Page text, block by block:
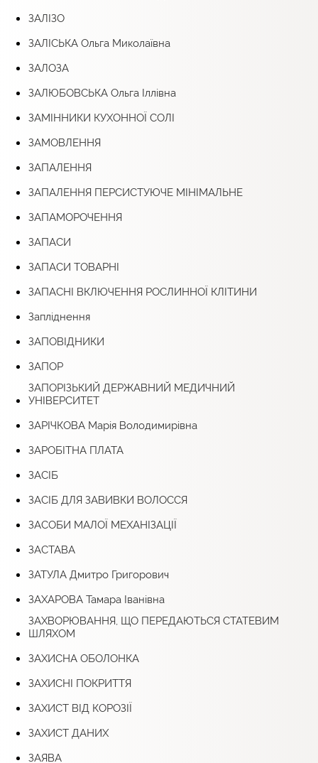
ЗАЛІЗО
ЗАЛІСЬКА Ольга Миколаївна
ЗАЛОЗА
ЗАЛЮБОВСЬКА Ольга Іллівна
ЗАМІННИКИ КУХОННОЇ СОЛІ
ЗАМОВЛЕННЯ
ЗАПАЛЕННЯ
ЗАПАЛЕННЯ ПЕРСИСТУЮЧЕ МІНІМАЛЬНЕ
ЗАПАМОРОЧЕННЯ
ЗАПАСИ
ЗАПАСИ ТОВАРНІ
ЗАПАСНІ ВКЛЮЧЕННЯ РОСЛИННОЇ КЛІТИНИ
Запліднення
ЗАПОВІДНИКИ
ЗАПОР
ЗАПОРІЗЬКИЙ ДЕРЖАВНИЙ МЕДИЧНИЙ
УНІВЕРСИТЕТ
ЗАРІЧКОВА Марія Володимирівна
ЗАРОБІТНА ПЛАТА
ЗАСІБ
ЗАСІБ ДЛЯ ЗАВИВКИ ВОЛОССЯ
ЗАСОБИ МАЛОЇ МЕХАНІЗАЦІЇ
ЗАСТАВА
ЗАТУЛА Дмитро Григорович
ЗАХАРОВА Тамара Іванівна
ЗАХВОРЮВАННЯ, ЩО ПЕРЕДАЮТЬСЯ СТАТЕВИМ
ШЛЯХОМ
ЗАХИСНА ОБОЛОНКА
ЗАХИСНІ ПОКРИТТЯ
ЗАХИСТ ВІД КОРОЗІЇ
ЗАХИСТ ДАНИХ
ЗАЯВА